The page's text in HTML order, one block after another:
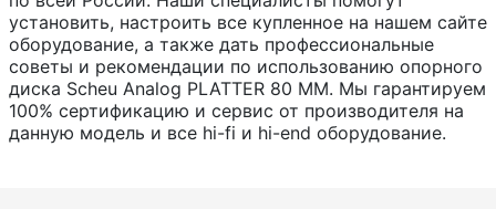
установить, настроить все купленное на нашем сайте
оборудование, а также дать профессиональные
советы и рекомендации по использованию опорного
диска Scheu Analog PLATTER 80 MM. Мы гарантируем
100% сертификацию и сервис от производителя на
данную модель и все hi-fi и hi-end оборудование.